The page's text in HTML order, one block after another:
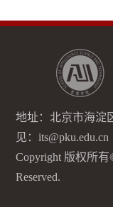
地址：北京市海淀
见：its@pku.edu.cn
Copyright 版权所
Reserved.